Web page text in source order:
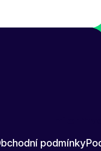
podmínky